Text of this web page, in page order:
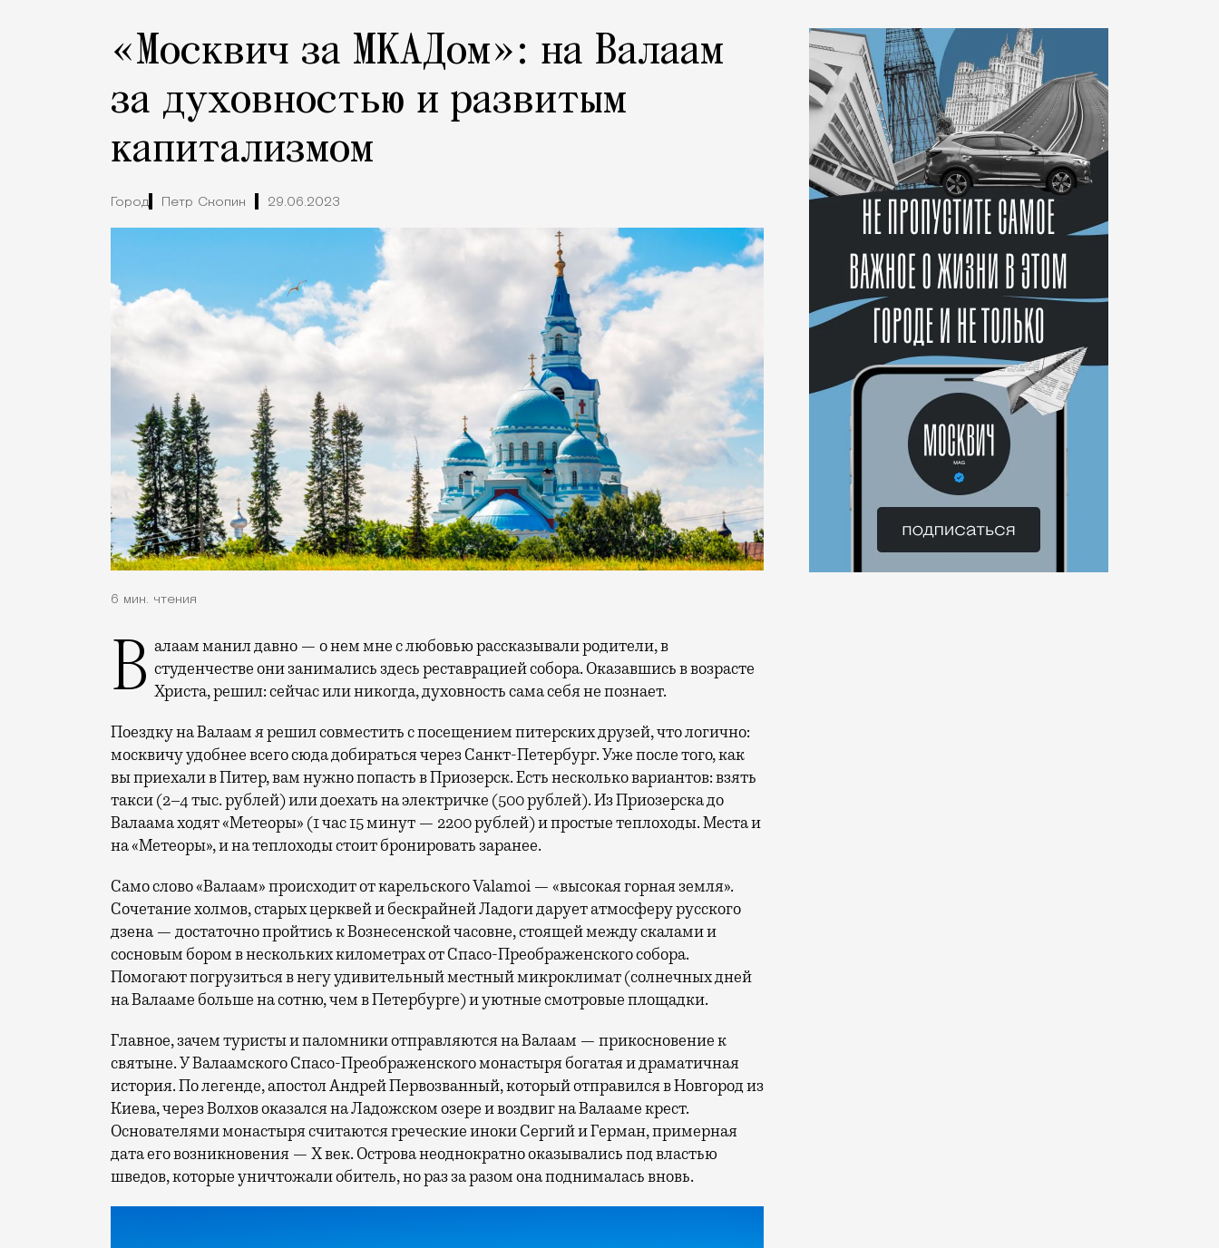
«Москвич за МКАДом»: на Валаам
за духовностью и развитым
капитализмом
Город Петр Скопин 29.06.2023
6 мин. чтения
Валаам манил давно — о нем мне с любовью рассказывали родители, в студенчестве они занимались здесь реставрацией собора. Оказавшись в возрасте
Христа, решил: сейчас или никогда, духовность сама себя не познает.
Поездку на Валаам я решил совместить с посещением питерских друзей, что логично:
москвичу удобнее всего сюда добираться через Санкт-Петербург. Уже после того, как
вы приехали в Питер, вам нужно попасть в Приозерск. Есть несколько вариантов: взять
такси (2–4 тыс. рублей) или доехать на электричке (500 рублей). Из Приозерска до
Валаама ходят «Метеоры» (1 час 15 минут — 2200 рублей) и простые теплоходы. Места и
на «Метеоры», и на теплоходы стоит бронировать заранее.
Само слово «Валаам» происходит от карельского Valamoi — «высокая горная земля».
Сочетание холмов, старых церквей и бескрайней Ладоги дарует атмосферу русского
дзена — достаточно пройтись к Вознесенской часовне, стоящей между скалами и
сосновым бором в нескольких километрах от Спасо-Преображенского собора.
Помогают погрузиться в негу удивительный местный микроклимат (солнечных дней
на Валааме больше на сотню, чем в Петербурге) и уютные смотровые площадки.
Главное, зачем туристы и паломники отправляются на Валаам — прикосновение к
святыне. У Валаамского Спасо-Преображенского монастыря богатая и драматичная
история. По легенде, апостол Андрей Первозванный, который отправился в Новгород из
Киева, через Волхов оказался на Ладожском озере и воздвиг на Валааме крест.
Основателями монастыря считаются греческие иноки Сергий и Герман, примерная
дата его возникновения — X век. Острова неоднократно оказывались под властью
шведов, которые уничтожали обитель, но раз за разом она поднималась вновь.